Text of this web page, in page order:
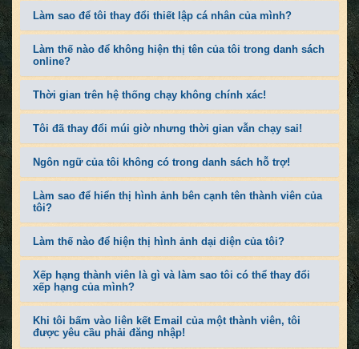
Làm sao để tôi thay đổi thiết lập cá nhân của mình?
Làm thế nào để không hiện thị tên của tôi trong danh sách
online?
Thời gian trên hệ thống chạy không chính xác!
Tôi đã thay đổi múi giờ nhưng thời gian vẫn chạy sai!
Ngôn ngữ của tôi không có trong danh sách hỗ trợ!
Làm sao để hiển thị hình ảnh bên cạnh tên thành viên của
tôi?
Làm thế nào để hiện thị hình ảnh dại diện của tôi?
Xếp hạng thành viên là gì và làm sao tôi có thể thay đổi
xếp hạng của mình?
Khi tôi bấm vào liên kết Email của một thành viên, tôi
được yêu cầu phải đăng nhập!